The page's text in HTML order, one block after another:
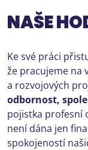
NAŠE
Ke své práci
že pracujeme na
a rozvojových
odbornost,
pojistka profesní
není dána jen
spokojeností